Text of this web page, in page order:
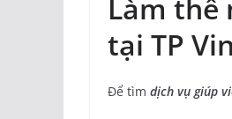
Làm thế
tại TP
Để tìm dịch vụ giúp